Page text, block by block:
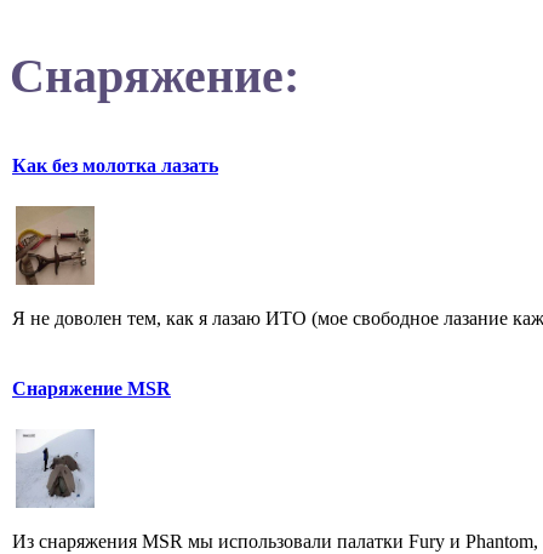
Снаряжение:
Как без молотка лазать
Я не доволен тем, как я лазаю ИТО (мое свободное лазание
Снаряжение MSR
Из снаряжения MSR мы использовали палатки Fury и